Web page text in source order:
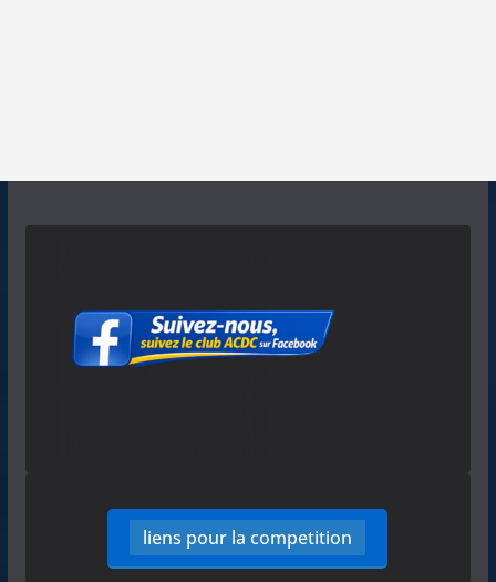
liens pour la competition